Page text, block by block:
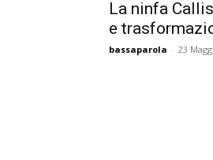
La ninfa
e
bassaparola - 23